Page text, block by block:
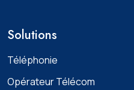
Solutions
Téléphonie
Opérateur Télécom